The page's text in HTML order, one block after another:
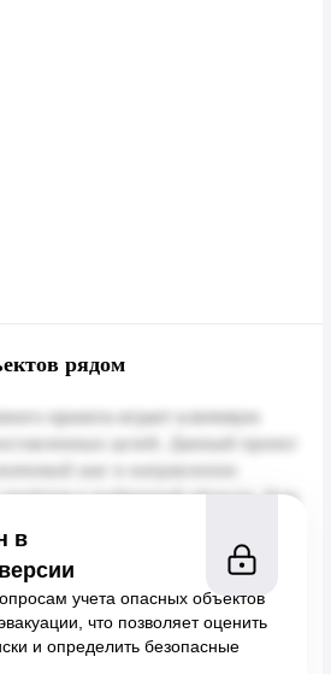
рядом
в
учета опасных объектов
что позволяет оценить
и определить безопасные